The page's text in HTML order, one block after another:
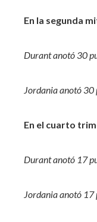
En la segunda
Durant anotó 30
Jordania anotó 30
En el cuarto
Durant anotó 17
Jordania anotó 17